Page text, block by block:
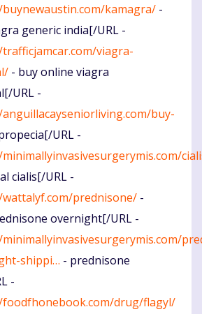
kamagra/ -
generic india[/URL -
viagra-
- buy online viagra
URL -
buy-
URL -
cialis[/URL -
prednisone/ -
overnight[/URL -
shippi… - prednisone
-
drug/flagyl/